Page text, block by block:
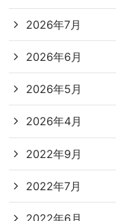
2026年7月
2026年6月
2026年5月
2026年4月
2022年9月
2022年7月